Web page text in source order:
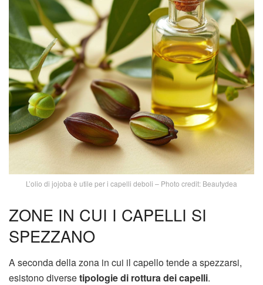
L’olio di jojoba è utile per i capelli deboli – Photo credit: Beautydea
ZONE IN CUI I CAPELLI SI
SPEZZANO
A seconda della zona in cui il capello tende a spezzarsi,
esistono diversetipologie di rottura dei capelli.